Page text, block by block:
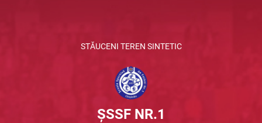
STĂUCENI TEREN SINTETIC
ȘSSF NR.1